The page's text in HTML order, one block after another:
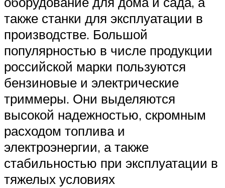
также станки для эксплуатации в
производстве. Большой
популярностью в числе продукции
российской марки пользуются
бензиновые и электрические
триммеры. Они выделяются
высокой надежностью, скромным
расходом топлива и
электроэнергии, а также
стабильностью при эксплуатации в
тяжелых условиях